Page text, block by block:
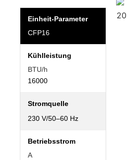
Einheit-Parameter
CFP16
Kühlleistung
BTU/h
16000
Stromquelle
230 V/50–60 Hz
Betriebsstrom
A